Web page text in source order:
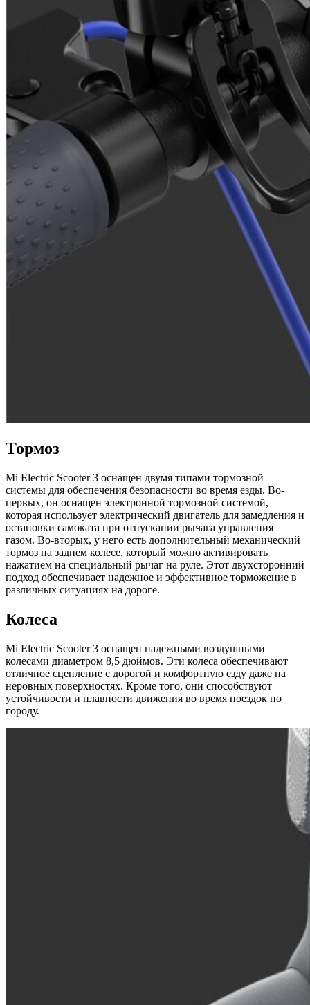
Тормоз
Mi Electric Scooter 3 оснащен двумя типами тормозной
системы для обеспечения безопасности во время езды. Во-
первых, он оснащен электронной тормозной системой,
которая использует электрический двигатель для замедления и
остановки самоката при отпускании рычага управления
газом. Во-вторых, у него есть дополнительный механический
тормоз на заднем колесе, который можно активировать
нажатием на специальный рычаг на руле. Этот двухсторонний
подход обеспечивает надежное и эффективное торможение в
различных ситуациях на дороге.
Колеса
Mi Electric Scooter 3 оснащен надежными воздушными
колесами диаметром 8,5 дюймов. Эти колеса обеспечивают
отличное сцепление с дорогой и комфортную езду даже на
неровных поверхностях. Кроме того, они способствуют
устойчивости и плавности движения во время поездок по
городу.